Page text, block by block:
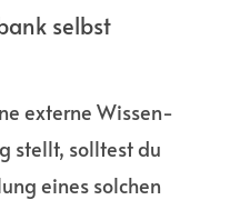
selbst
externe Wissen­
stellt, solltest du
eines solchen